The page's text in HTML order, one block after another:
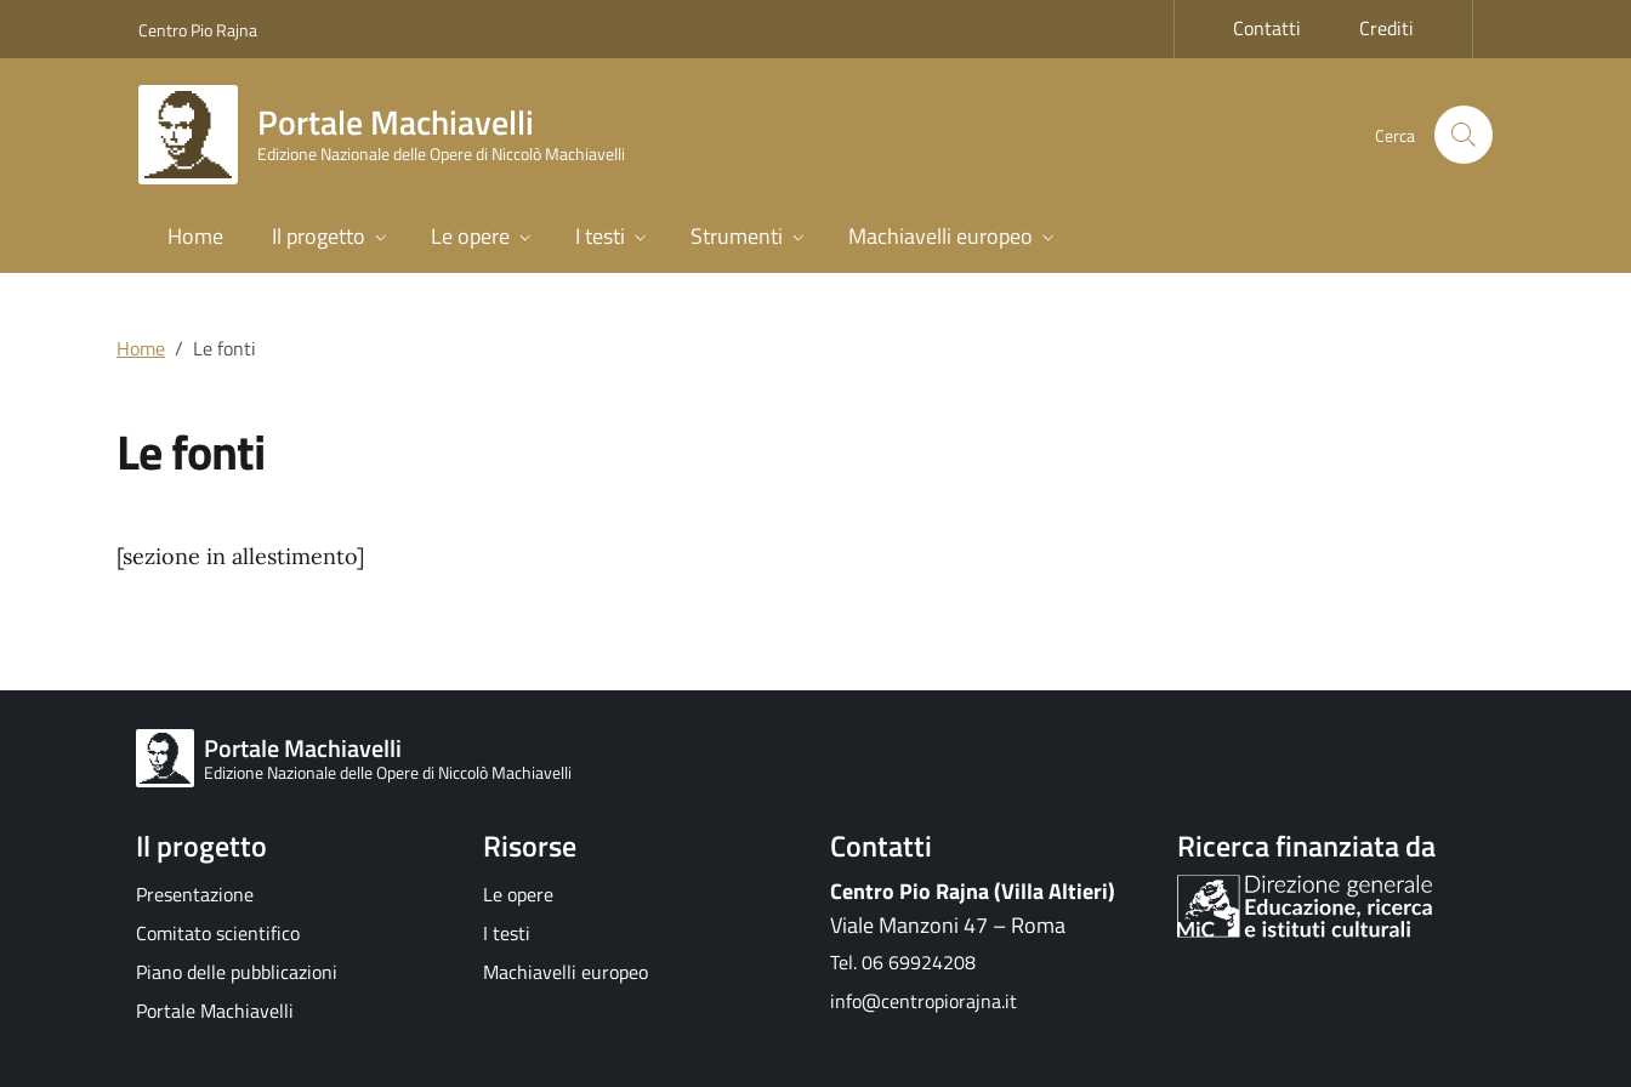
Centro Pio Rajna Contatti Crediti
Portale Machiavelli
Edizione Nazionale delle Opere di Niccolò Machiavelli
Cerca
Home Il progetto Le opere I testi Strumenti Machiavelli europeo
Home Le fonti
Le fonti
[sezione in allestimento]
Portale Machiavelli
Edizione Nazionale delle Opere di Niccolò Machiavelli
Il progetto
Presentazione
Comitato scientifico
Piano delle pubblicazioni
Portale Machiavelli
Risorse
Le opere
I testi
Machiavelli europeo
Contatti
Centro Pio Rajna (Villa Altieri)
Viale Manzoni 47 – Roma
Tel. 06 69924208
info@centropiorajna.it
Ricerca finanziata da